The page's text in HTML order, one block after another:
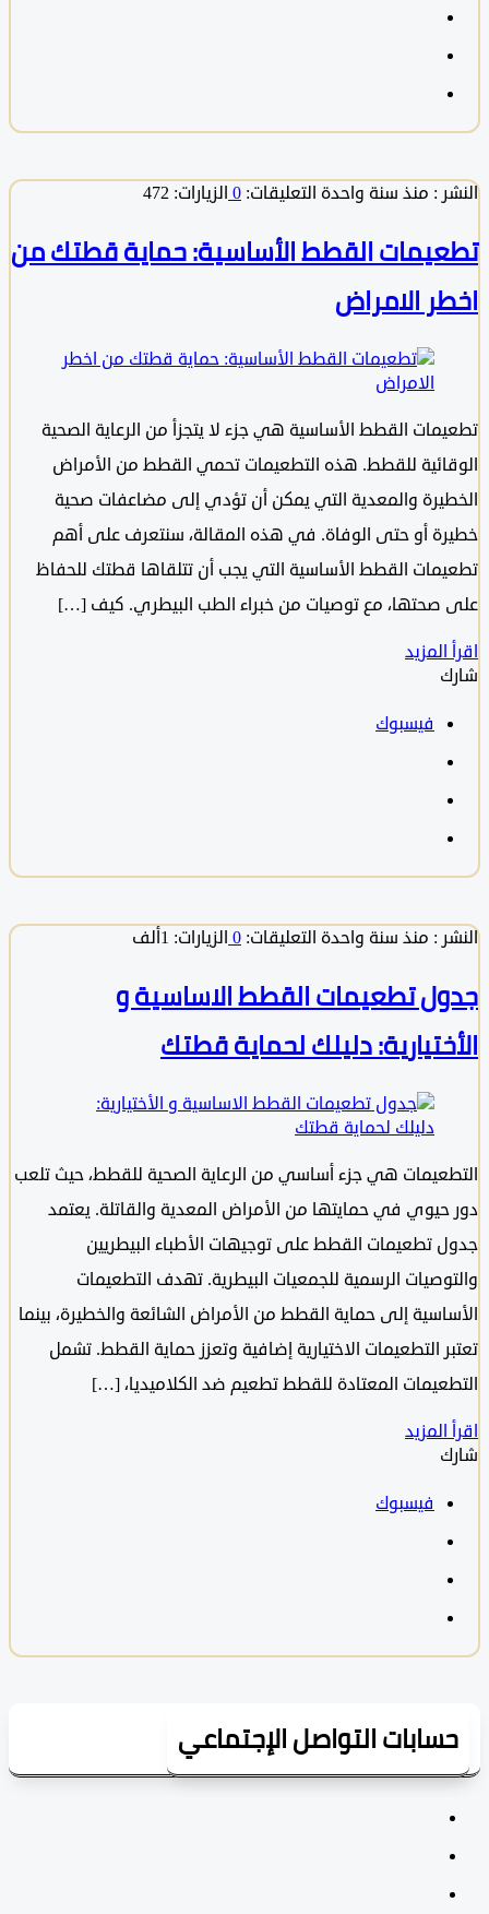
: منذ سنة واحدةالتعليقات:0الزيارات: 472
القطط الأساسية: حماية قطتك من
الامراض
القطط الأساسية هي جزء لا يتجزأ من الرعاية الصحية
للقطط. هذه التطعيمات تحمي القطط من الأمراض
والمعدية التي يمكن أن تؤدي إلى مضاعفات صحية
أو حتى الوفاة. في هذه المقالة، سنتعرف على أهم
القطط الأساسية التي يجب أن تتلقاها قطتك للحفاظ
مع توصيات من خبراء الطب البيطري. كيف […]
فيسبوك
: منذ سنة واحدةالتعليقات:0الزيارات: 1ألف
تطعيمات القطط الاساسية و
دليلك لحماية قطتك
هي جزء أساسي من الرعاية الصحية للقطط، حيث تلعب
في حمايتها من الأمراض المعدية والقاتلة. يعتمد
تطعيمات القطط على توجيهات الأطباء البيطريين
الرسمية للجمعيات البيطرية. تهدف التطعيمات
إلى حماية القطط من الأمراض الشائعة والخطيرة، بينما
التطعيمات الاختيارية إضافية وتعزز حماية القطط. تشمل
المعتادة للقطط تطعيم ضد الكلاميديا، […]
فيسبوك
التواصل الإجتماعي